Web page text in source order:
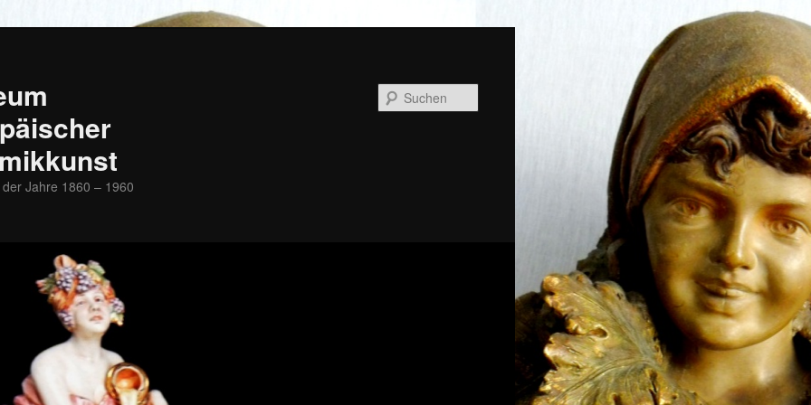
Jahre 1860 – 1960